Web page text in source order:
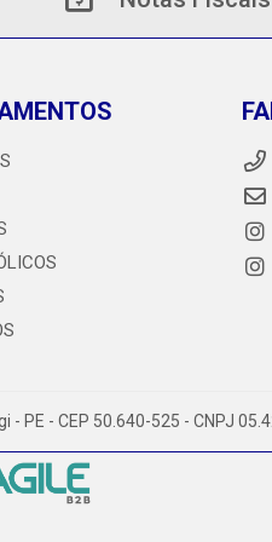
- PE - CEP 50.640-525 - CNPJ